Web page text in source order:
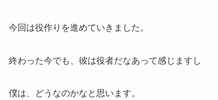
今回は役作りを進めていきました。
終わった今でも、彼は役者だなあって感じますし
僕は、どうなのかなと思います。